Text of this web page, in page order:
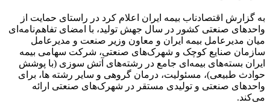
به گزارش اقتصادناب بیمه ایران اعلام کرد در راستای حمایت از
واحدهای صنعتی کشور در سال جهش تولید، با امضای تفاهم‌نامه‌ای
میان مدیرعامل بیمه ایران و معاون وزیر صنعت و مدیرعامل
سازمان صنایع کوچک و شهرک‌های صنعتی، شرکت سهامی بیمه
ایران بسته‌های بیمه‌ای جامع در رشته‌های آتش سوزی (با پوشش
حوادث طبیعی)، مسئولیت، درمان گروهی و سایر رشته ها، برای
واحد‌های صنعتی و تولیدی مستقر در شهرک‌های صنعتی ارائه
می‌کند.